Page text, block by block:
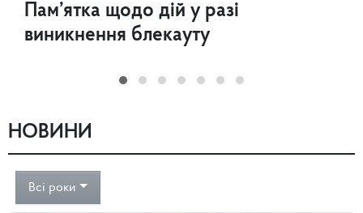
Пам’ятка щодо дій у разі
виникнення блекауту
НОВИНИ
Всі роки